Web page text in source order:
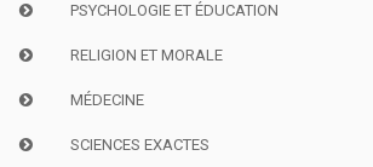
PSYCHOLOGIE ET ÉDUCATION
RELIGION ET MORALE
MÉDECINE
SCIENCES EXACTES